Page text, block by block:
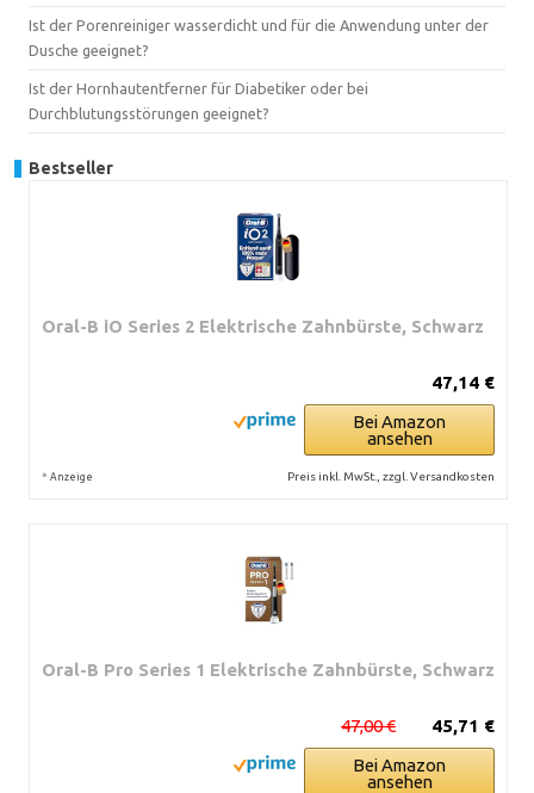
Ist der Porenreiniger wasserdicht und für die Anwendung unter der
Dusche geeignet?
Ist der Hornhautentferner für Diabetiker oder bei
Durchblutungsstörungen geeignet?
Bestseller
Oral-B iO Series 2 Elektrische Zahnbürste, Schwarz
47,14 €
Bei Amazon
ansehen
* Anzeige Preis inkl. MwSt., zzgl. Versandkosten
Oral-B Pro Series 1 Elektrische Zahnbürste, Schwarz
45,71 €
47,00 €
Bei Amazon
ansehen